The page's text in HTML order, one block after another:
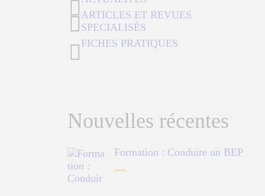
ARTICLES ET REVUES
SPECIALISÉS
FICHES PRATIQUES
Nouvelles récentes
Formation : Conduire un BEP